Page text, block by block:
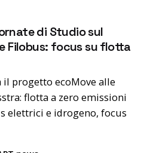
di Studio sul
Filobus: focus su flotta
il progetto ecoMove alle
flotta a zero emissioni
elettrici e idrogeno, focus